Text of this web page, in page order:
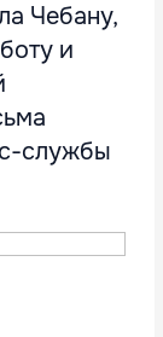
Чебану,
и
службы